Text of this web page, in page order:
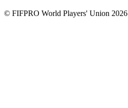
© FIFPRO World Players' Union 2026